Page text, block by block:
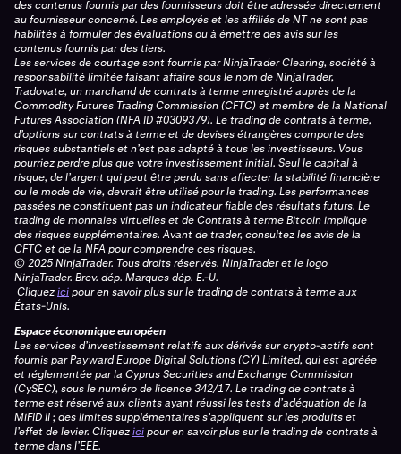
des contenus fournis par des fournisseurs doit être adressée directement
au fournisseur concerné. Les employés et les affiliés de NT ne sont pas
habilités à formuler des évaluations ou à émettre des avis sur les
contenus fournis par des tiers.
Les services de courtage sont fournis par NinjaTrader Clearing, société à
responsabilité limitée faisant affaire sous le nom de NinjaTrader,
Tradovate, un marchand de contrats à terme enregistré auprès de la
Commodity Futures Trading Commission (CFTC) et membre de la National
Futures Association (NFA ID #0309379). Le trading de contrats à terme,
d’options sur contrats à terme et de devises étrangères comporte des
risques substantiels et n’est pas adapté à tous les investisseurs. Vous
pourriez perdre plus que votre investissement initial. Seul le capital à
risque, de l’argent qui peut être perdu sans affecter la stabilité financière
ou le mode de vie, devrait être utilisé pour le trading. Les performances
passées ne constituent pas un indicateur fiable des résultats futurs. Le
trading de monnaies virtuelles et de Contrats à terme Bitcoin implique
des risques supplémentaires. Avant de trader, consultez les avis de la
CFTC et de la NFA pour comprendre ces risques.
© 2025 NinjaTrader. Tous droits réservés. NinjaTrader et le logo
NinjaTrader. Brev. dép. Marques dép. E.-U.
Cliquezicipour en savoir plus sur le trading de contrats à terme aux
États-Unis.
Espace économique européen
Les services d’investissement relatifs aux dérivés sur crypto-actifs sont
fournis par Payward Europe Digital Solutions (CY) Limited, qui est agréée
et réglementée par la Cyprus Securities and Exchange Commission
(CySEC), sous le numéro de licence 342/17. Le trading de contrats à
terme est réservé aux clients ayant réussi les tests d’adéquation de la
MiFID II ; des limites supplémentaires s’appliquent sur les produits et
l’effet de levier. Cliquezicipour en savoir plus sur le trading de contrats à
terme dans l’EEE.